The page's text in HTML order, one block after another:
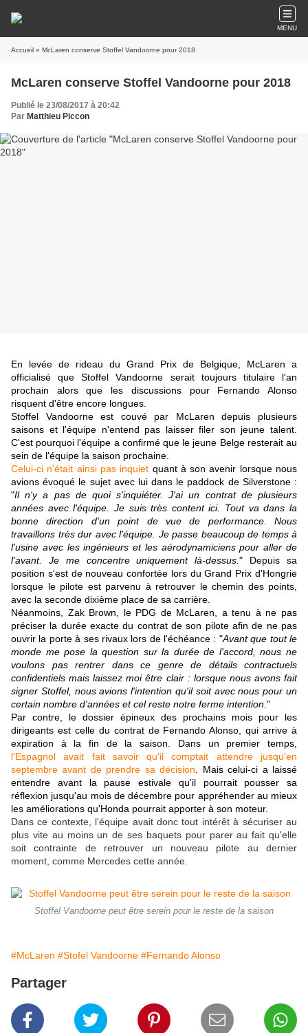
MENU
Accueil » McLaren conserve Stoffel Vandoorne pour 2018
McLaren conserve Stoffel Vandoorne pour 2018
Publié le 23/08/2017 à 20:42
Par Matthieu Piccon
En levée de rideau du Grand Prix de Belgique, McLaren a
officialisé que Stoffel Vandoorne serait toujours titulaire l'an
prochain alors que les discussions pour Fernando Alonso
risquent d'être encore longues.
Stoffel Vandoorne est couvé par McLaren depuis plusieurs
saisons et l'équipe n'entend pas laisser filer son jeune talent.
C'est pourquoi l'équipe a confirmé que le jeune Belge resterait au
sein de l'équipe la saison prochaine.
Celui-ci n'était ainsi pas inquiet quant à son avenir lorsque nous
avions évoqué le sujet avec lui dans le paddock de Silverstone :
"Il n'y a pas de quoi s'inquiéter. J'ai un contrat de plusieurs
années avec l'équipe. Je suis très content ici. Tout va dans la
bonne direction d'un point de vue de performance. Nous
travaillons très dur avec l'équipe. Je passe beaucoup de temps à
l'usine avec les ingénieurs et les aérodynamiciens pour aller de
l'avant. Je me concentre uniquement là-dessus." Depuis sa
position s'est de nouveau confortée lors du Grand Prix d'Hongrie
lorsque le pilote est parvenu à retrouver le chemin des points,
avec la seconde dixième place de sa carrière.
Néanmoins, Zak Brown, le PDG de McLaren, a tenu à ne pas
préciser la durée exacte du contrat de son pilote afin de ne pas
ouvrir la porte à ses rivaux lors de l'échéance : "Avant que tout le
monde me pose la question sur la durée de l'accord, nous ne
voulons pas rentrer dans ce genre de détails contractuels
confidentiels mais laissez moi être clair : lorsque nous avons fait
signer Stoffel, nous avions l'intention qu'il soit avec nous pour un
certain nombre d'années et cel reste notre ferme intention. "
Par contre, le dossier épineux des prochains mois pour les
dirigeants est celle du contrat de Fernando Alonso, qui arrive à
expiration à la fin de la saison. Dans un premier temps,
l'Espagnol avait fait savoir qu'il comptait attendre jusqu'en
septembre avant de prendre sa décision . Mais celui-ci a laissé
entendre avant la pause estivale qu'il pourrait pousser sa
réflexion jusqu'au mois de décembre pour appréhender au mieux
les améliorations qu'Honda pourrait apporter à son moteur.
Dans ce contexte, l'équipe avait donc tout intérêt à sécuriser au
plus vite au moins un de ses baquets pour parer au fait qu'elle
soit contrainte de retrouver un nouveau pilote au dernier
moment, comme Mercedes cette année.
Stoffel Vandoorne peut être serein pour le reste de la saison
#McLaren #Stofel Vandoorne #Fernando Alonso
Partager